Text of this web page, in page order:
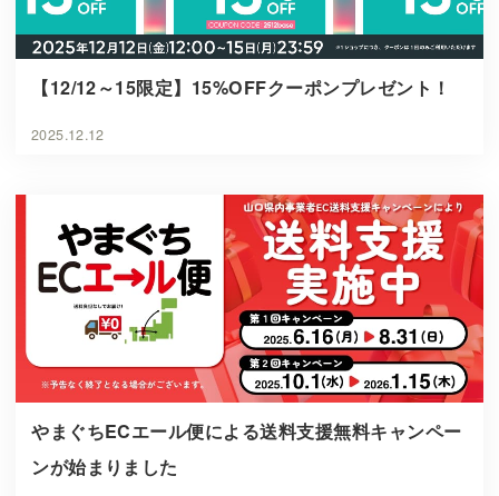
【12/12～15限定】15%OFFクーポンプレゼント！
2025.12.12
やまぐちECエール便による送料支援無料キャンペー
ンが始まりました